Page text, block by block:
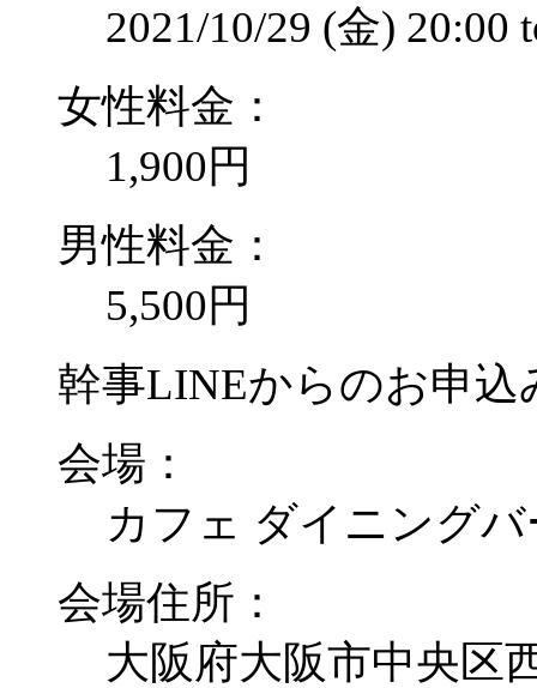
2021/10/29 (金) 20:00
女性料金：
1,900円
男性料金：
5,500円
幹事LINEからのお申込
会場：
カフェ ダイニング
会場住所：
大阪府大阪市中央区